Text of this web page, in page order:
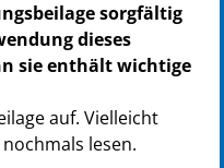
sorgfältig
dieses
sie enthält wichtige
auf. Vielleicht
lesen.